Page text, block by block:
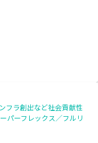
フラ創出など社会貢献性
パーフレックス／フルリ